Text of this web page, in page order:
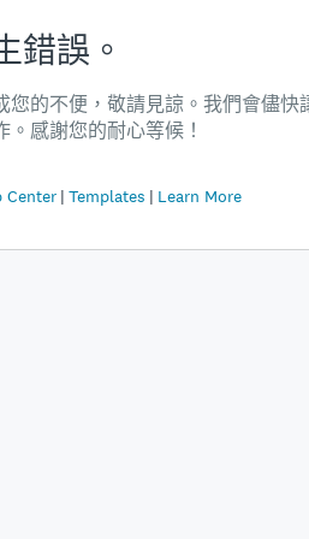
錯誤。
您的不便，敬請見諒。我們會儘快
。感謝您的耐心等候！
Center Templates Learn More